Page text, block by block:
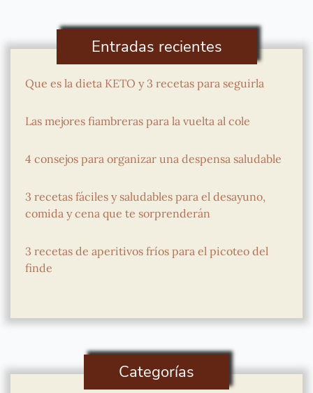
Entradas recientes
Que es la dieta KETO y 3 recetas para seguirla
Las mejores fiambreras para la vuelta al cole
4 consejos para organizar una despensa saludable
3 recetas fáciles y saludables para el desayuno,
comida y cena que te sorprenderán
3 recetas de aperitivos fríos para el picoteo del
finde
Categorías